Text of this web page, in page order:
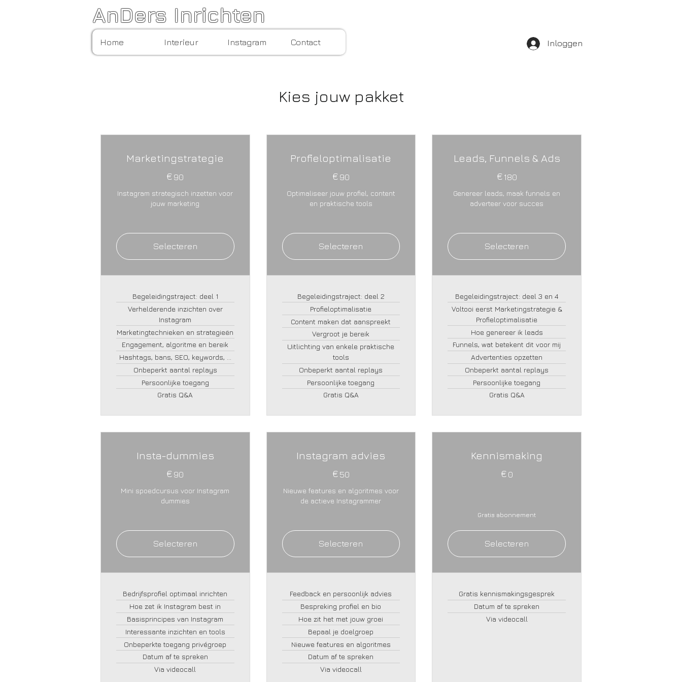
AnDers Inrichten
Home Interieur Instagram Contact Inloggen
Kies jouw pakket
Marketingstrategie
€ 90
Instagram strategisch inzetten voor
jouw marketing
Selecteren
Begeleidingstraject: deel 1
Verhelderende inzichten over
Instagram
Marketingtechnieken en strategieën
Engagement, algoritme en bereik
Hashtags, bans, SEO, keywords, ...
Onbeperkt aantal replays
Persoonlijke toegang
Gratis Q&A
Profieloptimalisatie
€ 90
Optimaliseer jouw profiel, content
en praktische tools
Selecteren
Begeleidingstraject: deel 2
Profieloptimalisatie
Content maken dat aanspreekt
Vergroot je bereik
Uitlichting van enkele praktische
tools
Onbeperkt aantal replays
Persoonlijke toegang
Gratis Q&A
Leads, Funnels & Ads
€ 180
Genereer leads, maak funnels en
adverteer voor succes
Selecteren
Begeleidingstraject: deel 3 en 4
Voltooi eerst Marketingstrategie &
Profieloptimalisatie
Hoe genereer ik leads
Funnels, wat betekent dit voor mij
Advertenties opzetten
Onbeperkt aantal replays
Persoonlijke toegang
Gratis Q&A
Insta-dummies
€ 90
Mini spoedcursus voor Instagram
dummies
Selecteren
Bedrijfsprofiel optimaal inrichten
Hoe zet ik Instagram best in
Basisprincipes van Instagram
Interessante inzichten en tools
Onbeperkte toegang privégroep
Datum af te spreken
Via videocall
Instagram advies
€ 50
Nieuwe features en algoritmes voor
de actieve Instagrammer
Selecteren
Feedback en persoonlijk advies
Bespreking profiel en bio
Hoe zit het met jouw groei
Bepaal je doelgroep
Nieuwe features en algoritmes
Datum af te spreken
Via videocall
Kennismaking
€ 0
Gratis abonnement
Selecteren
Gratis kennismakingsgesprek
Datum af te spreken
Via videocall